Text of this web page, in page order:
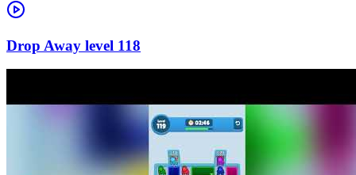
118